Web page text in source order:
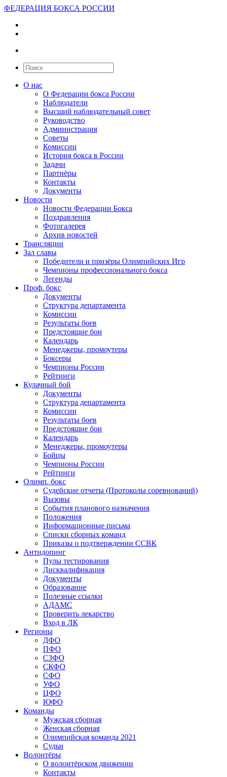
ФЕДЕРАЦИЯ БОКСА РОССИИ
О нас
О Федерации бокса России
Наблюдатели
Высший наблюдательный совет
Руководство
Администрация
Советы
Комиссии
История бокса в России
Задачи
Партнёры
Контакты
Документы
Новости
Новости Федерации Бокса
Поздравления
Фотогалерея
Архив новостей
Трансляции
Зал славы
Победители и призёры Олимпийских Игр
Чемпионы профессионального бокса
Легенды
Проф. бокс
Документы
Структура департамента
Комиссии
Результаты боев
Предстоящие бои
Календарь
Менеджеры, промоутеры
Боксеры
Чемпионы России
Рейтинги
Кулачный бой
Документы
Структура департамента
Комиссии
Результаты боев
Предстоящие бои
Календарь
Менеджеры, промоутеры
Бойцы
Чемпионы России
Рейтинги
Олимп. бокс
Судейские отчеты (Протоколы соревнований)
Вызовы
События планового назначения
Положения
Информационные письма
Списки сборных команд
Приказы о подтверждении ССВК
Антидопинг
Пулы тестирования
Дисквалификация
Документы
Образование
Полезные ссылки
АДАМС
Проверить лекарство
Вход в ЛК
Регионы
ДФО
ПФО
СЗФО
СКФО
СФО
УФО
ЦФО
ЮФО
Команды
Мужская сборная
Женская сборная
Олимпийская команда 2021
Судьи
Волонтёры
О волонтёрском движении
Контакты